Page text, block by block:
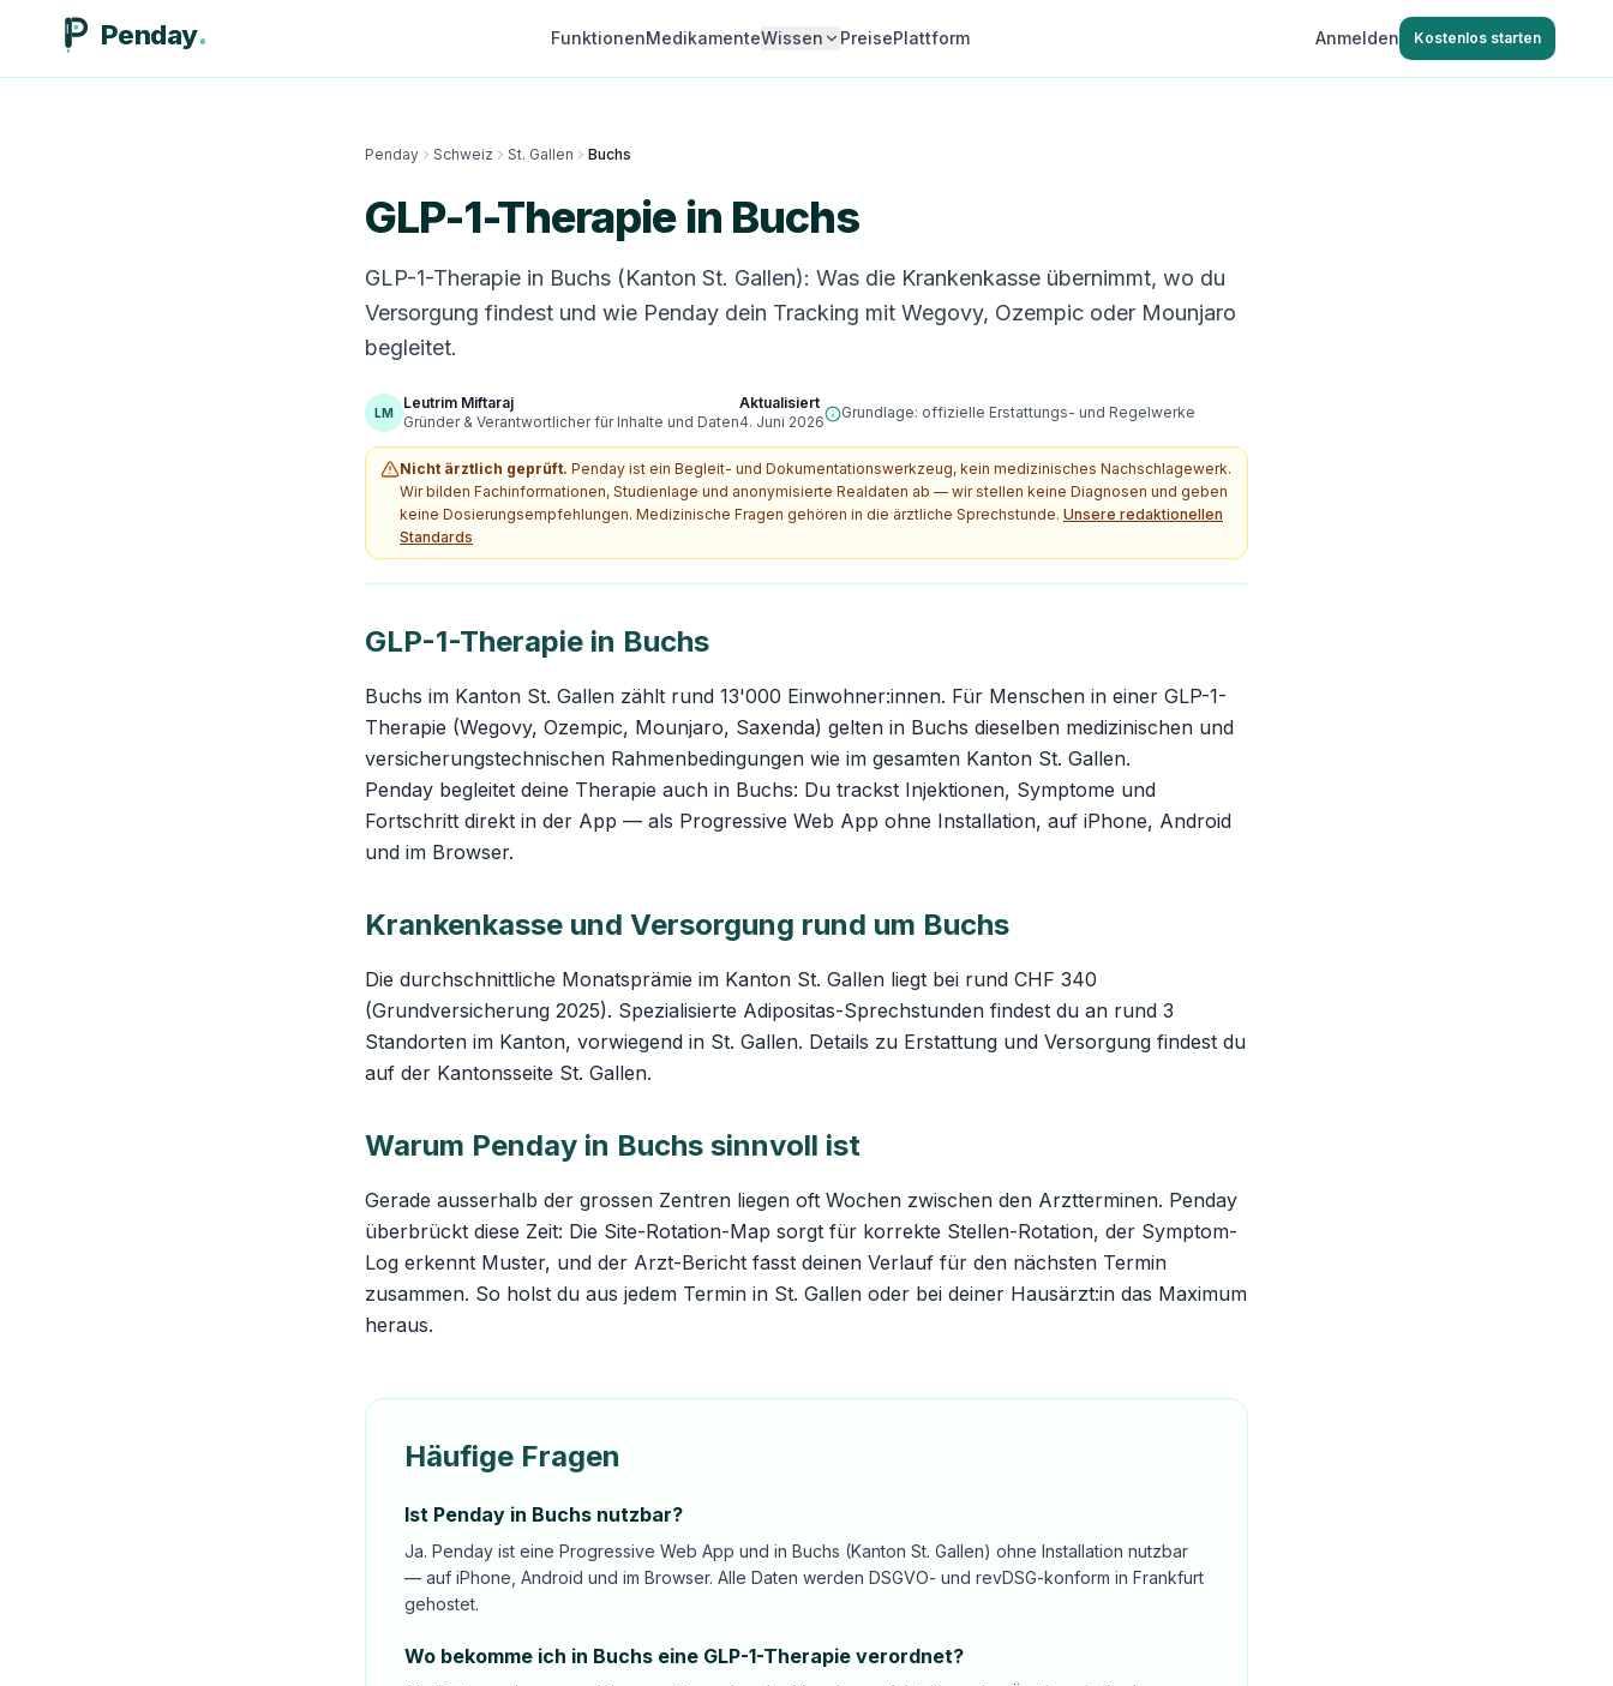
Penday FunktionenMedikamenteWissen PreisePlattform Anmelden Kostenlos starten
Penday Schweiz St. Gallen Buchs
GLP-1-Therapie in Buchs
GLP-1-Therapie in Buchs (Kanton St. Gallen): Was die Krankenkasse übernimmt, wo du
Versorgung findest und wie Penday dein Tracking mit Wegovy, Ozempic oder Mounjaro
begleitet.
LM
Leutrim Miftaraj
Gründer & Verantwortlicher für Inhalte und Daten
Aktualisiert
4. Juni 2026
Grundlage: offizielle Erstattungs- und Regelwerke
Nicht ärztlich geprüft. Penday ist ein Begleit- und Dokumentationswerkzeug, kein medizinisches Nachschlagewerk.
Wir bilden Fachinformationen, Studienlage und anonymisierte Realdaten ab — wir stellen keine Diagnosen und geben
keine Dosierungsempfehlungen. Medizinische Fragen gehören in die ärztliche Sprechstunde. Unsere redaktionellen
Standards
GLP-1-Therapie in Buchs
Buchs im Kanton St. Gallen zählt rund 13'000 Einwohner:innen. Für Menschen in einer GLP-1-
Therapie (Wegovy, Ozempic, Mounjaro, Saxenda) gelten in Buchs dieselben medizinischen und
versicherungstechnischen Rahmenbedingungen wie im gesamten Kanton St. Gallen.
Penday begleitet deine Therapie auch in Buchs: Du trackst Injektionen, Symptome und
Fortschritt direkt in der App — als Progressive Web App ohne Installation, auf iPhone, Android
und im Browser.
Krankenkasse und Versorgung rund um Buchs
Die durchschnittliche Monatsprämie im Kanton St. Gallen liegt bei rund CHF 340
(Grundversicherung 2025). Spezialisierte Adipositas-Sprechstunden findest du an rund 3
Standorten im Kanton, vorwiegend in St. Gallen. Details zu Erstattung und Versorgung findest du
auf der Kantonsseite St. Gallen.
Warum Penday in Buchs sinnvoll ist
Gerade ausserhalb der grossen Zentren liegen oft Wochen zwischen den Arztterminen. Penday
überbrückt diese Zeit: Die Site-Rotation-Map sorgt für korrekte Stellen-Rotation, der Symptom-
Log erkennt Muster, und der Arzt-Bericht fasst deinen Verlauf für den nächsten Termin
zusammen. So holst du aus jedem Termin in St. Gallen oder bei deiner Hausärzt:in das Maximum
heraus.
Häufige Fragen
Ist Penday in Buchs nutzbar?
Ja. Penday ist eine Progressive Web App und in Buchs (Kanton St. Gallen) ohne Installation nutzbar
— auf iPhone, Android und im Browser. Alle Daten werden DSGVO- und revDSG-konform in Frankfurt
gehostet.
Wo bekomme ich in Buchs eine GLP-1-Therapie verordnet?